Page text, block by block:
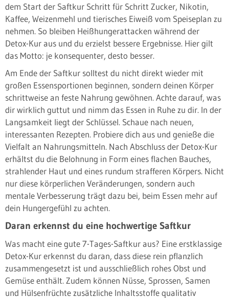
dem Start der Saftkur Schritt für Schritt Zucker, Nikotin,
Kaffee, Weizenmehl und tierisches Eiweiß vom Speiseplan zu
nehmen. So bleiben Heißhungerattacken während der
Detox-Kur aus und du erzielst bessere Ergebnisse. Hier gilt
das Motto: je konsequenter, desto besser.
Am Ende der Saftkur solltest du nicht direkt wieder mit
großen Essensportionen beginnen, sondern deinen Körper
schrittweise an feste Nahrung gewöhnen. Achte darauf, was
dir wirklich guttut und nimm das Essen in Ruhe zu dir. In der
Langsamkeit liegt der Schlüssel. Schaue nach neuen,
interessanten Rezepten. Probiere dich aus und genieße die
Vielfalt an Nahrungsmitteln. Nach Abschluss der Detox-Kur
erhältst du die Belohnung in Form eines flachen Bauches,
strahlender Haut und eines rundum strafferen Körpers. Nicht
nur diese körperlichen Veränderungen, sondern auch
mentale Verbesserung trägt dazu bei, beim Essen mehr auf
dein Hungergefühl zu achten.
Daran erkennst du eine hochwertige Saftkur
Was macht eine gute 7-Tages-Saftkur aus? Eine erstklassige
Detox-Kur erkennst du daran, dass diese rein pflanzlich
zusammengesetzt ist und ausschließlich rohes Obst und
Gemüse enthält. Zudem können Nüsse, Sprossen, Samen
und Hülsenfrüchte zusätzliche Inhaltsstoffe qualitativ